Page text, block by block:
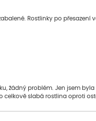
Rostlinky po přesazení
žádný problém. Jen jsem
celkově slabá rostlina oproti